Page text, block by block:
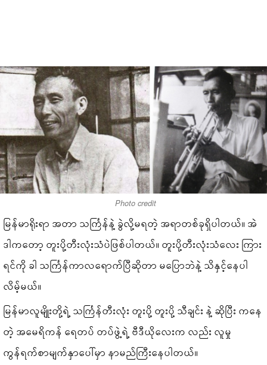
Photo credit
မြန်မာရိုးရာ အတာ သင်္ကြန်နဲ့ ခွဲလို့မရတဲ့ အရာတစ်ခုရှိပါတယ်။ အဲ
ဒါကတော့ တူးပို့တီးလုံးသံပဲဖြစ်ပါတယ်။ တူးပို့တီးလုံးသံလေး ကြား
ရင်ကို ခါ သင်္ကြန်ကာလရောက်ပြီဆိုတာ မပြောဘဲနဲ့ သိနှင့်နေပါ
လိမ့်မယ်။
မြန်မာလူမျိုးတို့ရဲ့ သင်္ကြန်တီးလုံး တူးပို့ တူးပို့ သီချင်း နဲ့ ဆိုပြီး ကနေ
တဲ့ အမေရိကန် ရေတပ် တပ်ဖွဲ့ရဲ့ ဗီဒီယိုလေးက လည်း လူမှု
ကွန်ရက်စာမျက်နှာပေါ်မှာ နာမည်ကြီးနေပါတယ်။